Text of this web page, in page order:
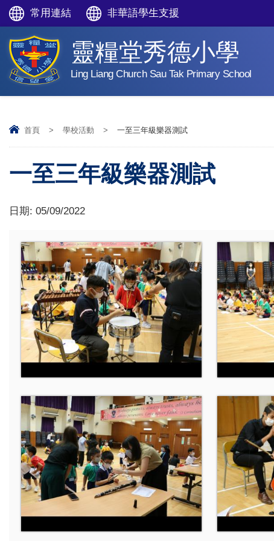
常用連結 非華語學生支援
靈糧堂秀德小學
Ling Liang Church Sau Tak Primary School
首頁 > 學校活動 > 一至三年級樂器測試
一至三年級樂器測試
日期: 05/09/2022